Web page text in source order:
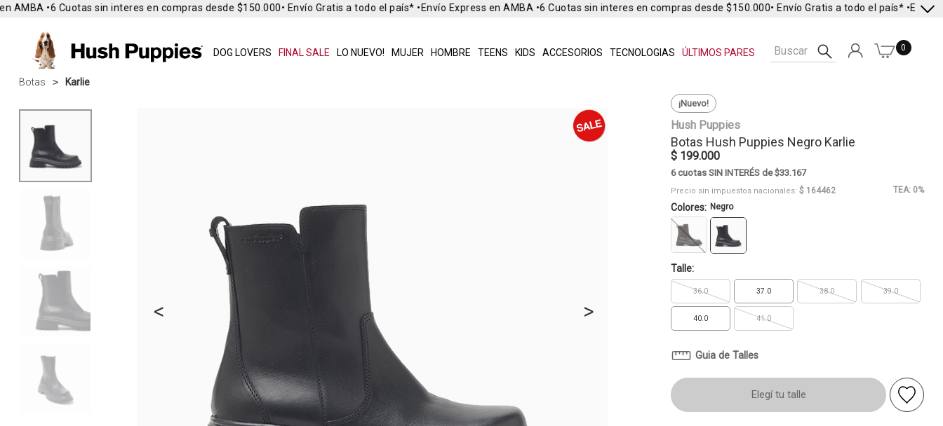
DOG LOVERS FINAL SALE LO NUEVO! MUJER HOMBRE TEENS KIDS ACCESORIOS TECNOLOGIAS ÚLTIMOS PARES
AMBA •6 Cuotas sin interes en compras desde $150.000• Envío Gratis a todo el país* •Envío Express en AMBA •6 Cuotas sin interes en compras desde $150.000• Envío Gratis a todo el país* •Envío
0
Botas Karlie
< >
¡Nuevo!
Hush Puppies
Botas Hush Puppies Negro Karlie
$ 199.000
6 cuotas SIN INTERÉS de $33.167
Precio sin impuestos nacionales: $ 164462 TEA: 0%
Colores: Negro
Talle:
36.0 37.0 38.0 39.0
40.0 41.0
Guia de Talles
Elegí tu talle